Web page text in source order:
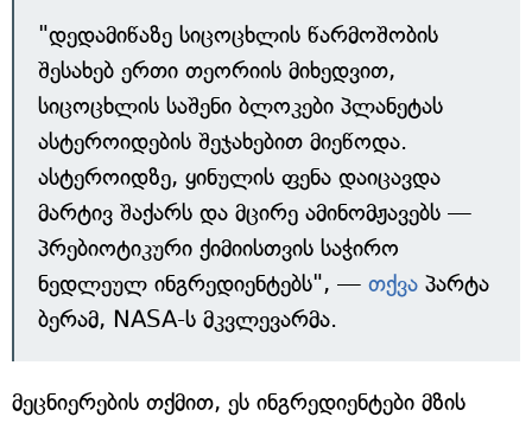
"დედამიწაზე სიცოცხლის წარმოშობის
შესახებ ერთი თეორიის მიხედვით,
სიცოცხლის საშენი ბლოკები პლანეტას
ასტეროიდების შეჯახებით მიეწოდა.
ასტეროიდზე, ყინულის ფენა დაიცავდა
მარტივ შაქარს და მცირე ამინომჟავებს —
პრებიოტიკური ქიმიისთვის საჭირო
ნედლეულ ინგრედიენტებს", — თქვა პარტა
ბერამ, NASA-ს მკვლევარმა.
მეცნიერების თქმით, ეს ინგრედიენტები მზის